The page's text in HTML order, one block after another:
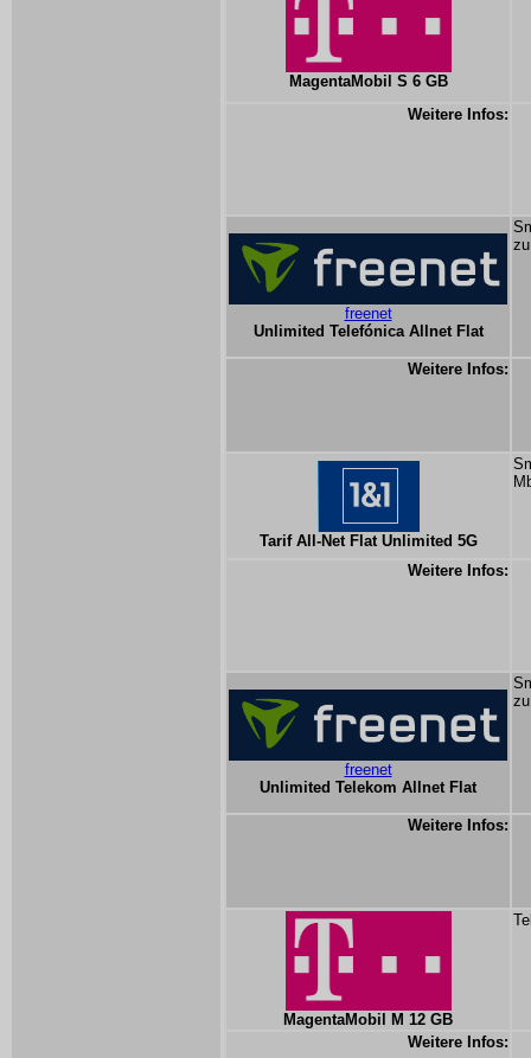
MagentaMobil S 6 GB
Weitere Infos:
freenet
Unlimited Telefónica Allnet Flat
Weitere Infos:
Tarif All-Net Flat Unlimited 5G
Weitere Infos:
freenet
Unlimited Telekom Allnet Flat
Weitere Infos:
MagentaMobil M 12 GB
Weitere Infos: